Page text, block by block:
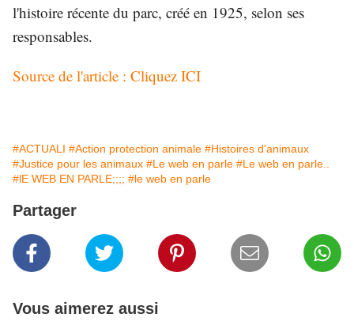
l'histoire récente du parc, créé en 1925, selon ses
responsables.
Source de l'article : Cliquez ICI
#ACTUALI #Action protection animale #Histoires d'animaux
#Justice pour les animaux #Le web en parle #Le web en parle..
#lE WEB EN PARLE;;;; #le web en parle
Partager
Vous aimerez aussi